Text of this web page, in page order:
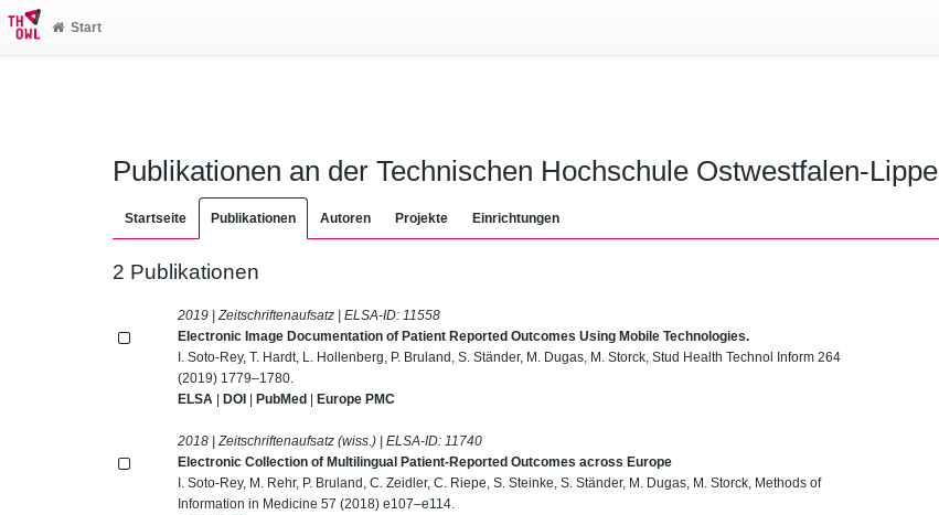
Start
Publikationen an der Technischen Hochschule Ostwestfalen-Lippe
Startseite Publikationen Autoren Projekte Einrichtungen
2 Publikationen
2019 | Zeitschriftenaufsatz | ELSA-ID: 11558
Electronic Image Documentation of Patient Reported Outcomes Using Mobile Technologies.
I. Soto-Rey, T. Hardt, L. Hollenberg, P. Bruland, S. Ständer, M. Dugas, M. Storck, Stud Health Technol Inform 264
(2019) 1779–1780.
ELSA |DOI |PubMed |Europe PMC
2018 | Zeitschriftenaufsatz (wiss.) | ELSA-ID: 11740
Electronic Collection of Multilingual Patient-Reported Outcomes across Europe
I. Soto-Rey, M. Rehr, P. Bruland, C. Zeidler, C. Riepe, S. Steinke, S. Ständer, M. Dugas, M. Storck, Methods of
Information in Medicine 57 (2018) e107–e114.